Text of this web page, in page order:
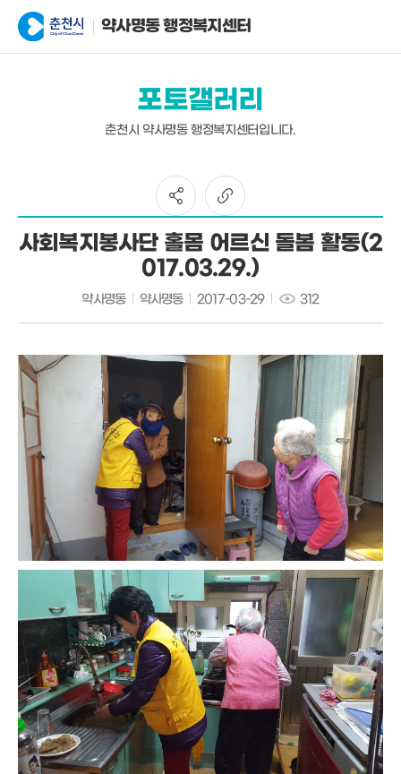
약사명동 행정복지센터
포토갤러리
춘천시 약사명동 행정복지센터입니다.
사회복지봉사단 홀몸 어르신 돌봄 활동(2
017.03.29.)
약사명동 약사명동 2017-03-29 312